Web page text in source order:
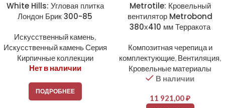
White Hills: Угловая плитка
Лондон Брик 300-85
Искусственный камень,
Искусственный камень Серия
Кирпичные коллекции
Нет в наличии
ПОДРОБНЕЕ
Metrotile: Кровельный
вентилятор Metrobond
380х410 мм Терракота
Композитная черепица и
комплектующие, Вентиляция,
Кровельные материалы
В наличии
11 921,00₽